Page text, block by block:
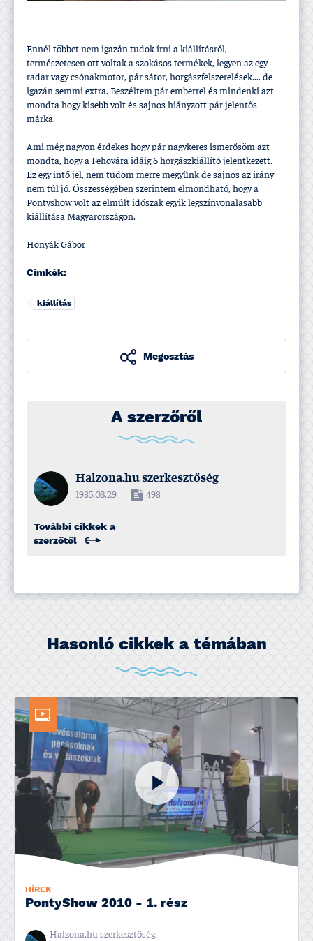
Ennél többet nem igazán tudok í­rni a kiállí­tásról,
természetesen ott voltak a szokásos termékek, legyen az egy
radar vagy csónakmotor, pár sátor, horgászfelszerelések.... de
igazán semmi extra. Beszéltem pár emberrel és mindenki azt
mondta hogy kisebb volt és sajnos hiányzott pár jelentős
márka.
Ami még nagyon érdekes hogy pár nagykeres ismerősöm azt
mondta, hogy a Fehovára idáig 6 horgászkiállí­tó jelentkezett.
Ez egy intő jel, nem tudom merre megyünk de sajnos az irány
nem túl jó. Összességében szerintem elmondható, hogy a
Pontyshow volt az elmúlt időszak egyik legszí­nvonalasabb
kiállí­tása Magyarországon.
Honyák Gábor
Címkék:
kiállí­tás
Megosztás
A szerzőről
Halzona.hu szerkesztőség
1985.03.29 498
További cikkek a
szerzőtől
Hasonló cikkek a témában
HÍREK
PontyShow 2010 - 1. rész
Halzona.hu szerkesztőség